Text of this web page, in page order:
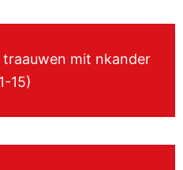
mit nkander
15)